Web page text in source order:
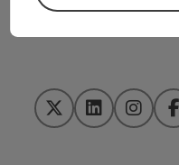
TwitterLinkedIn